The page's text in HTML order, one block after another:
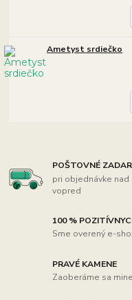
Ametyst srdiečko
POŠTOVNÉ
pri objednávke
vopred
100 %
Sme overený e-
PRAVÉ KAMENE
Zaoberáme sa